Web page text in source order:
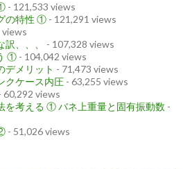
- 121,533 views
の特性 ① - 121,291 views
views
、、、
- 107,328 views
① - 104,042 views
デメリット - 71,473 views
クケース内圧 - 63,255 views
60,292 views
を考える ① バネ上重量と固有振動数 -
- 51,026 views